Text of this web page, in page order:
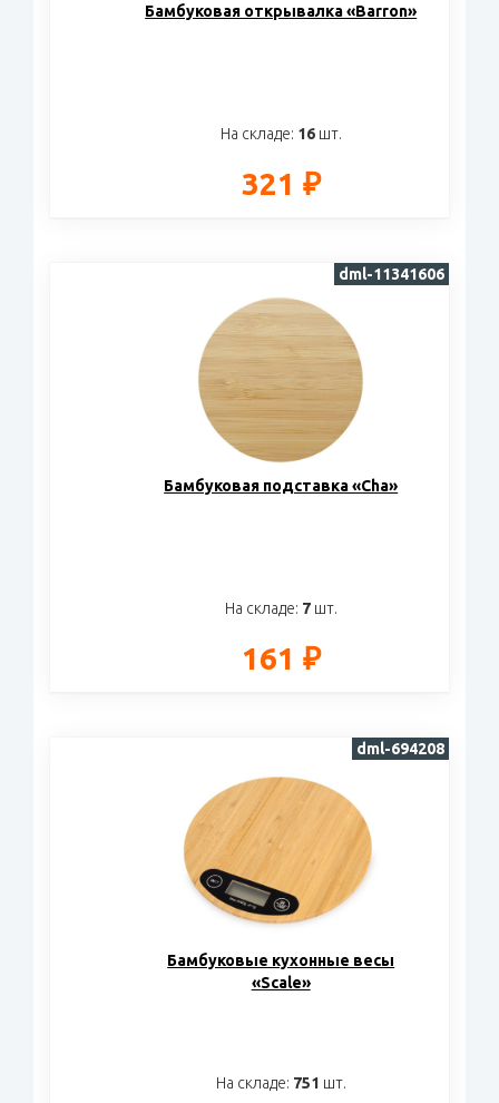
Бамбуковая открывалка «Barron»
На складе: 16шт.
321 ₽
Бамбуковая подставка «Cha»
На складе: 7шт.
161 ₽
dml-11341606
Бамбуковые кухонные весы
«Scale»
На складе: 751 шт.
dml-694208